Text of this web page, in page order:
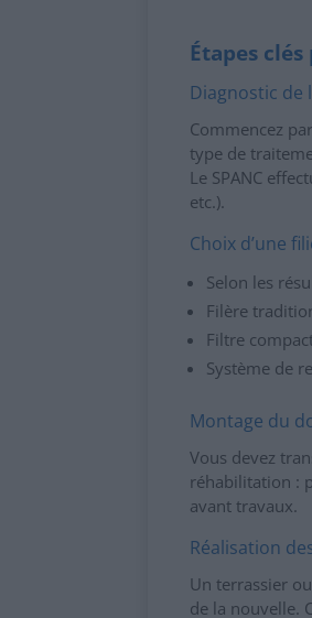
Étapes
Diagnostic de
Commencez
type de
Le SPANC
etc.).
Choix d’une
Selon les
Filère
Filtre
Système de
Montage du
Vous devez
réhabilitation :
avant travaux.
Réalisation
Un terrassier
de la nouvelle.